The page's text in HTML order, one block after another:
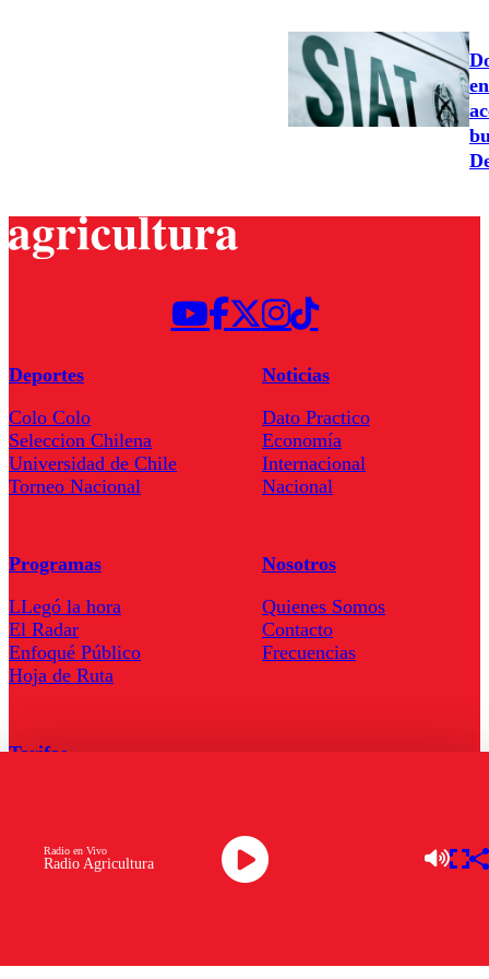
Radio Agricultura
Radio en Vivo
Deportes
Colo Colo
Seleccion Chilena
Universidad de Chile
Torneo Nacional
Noticias
Dato Practico
Economía
Internacional
Nacional
Programas
LLegó la hora
El Radar
Enfoqué Público
Hoja de Ruta
Nosotros
Quienes Somos
Contacto
Frecuencias
Tarifas
Descarga la APP